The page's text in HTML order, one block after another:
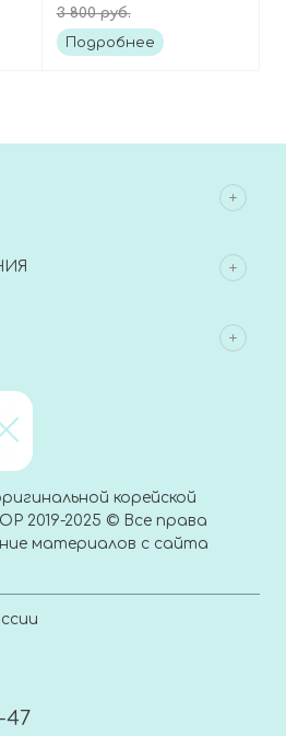
оттенок 04 Beige 23,
Bare Water Cushion
3 800 руб.
Подробнее
корейской
2019-2025 © Все права
материалов с сайта
47